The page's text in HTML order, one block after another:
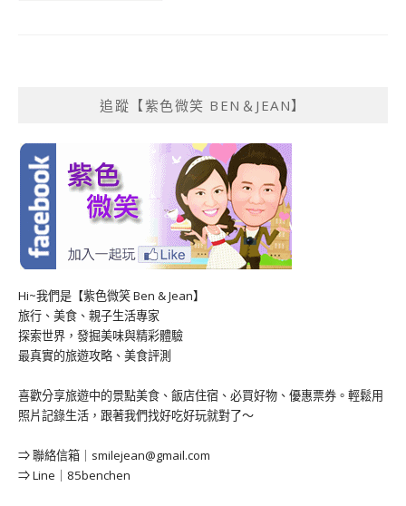
追蹤【紫色微笑 BEN＆JEAN】
Hi~我們是【紫色微笑 Ben & Jean】
旅行、美食、親子生活專家
探索世界，發掘美味與精彩體驗
最真實的旅遊攻略、美食評測
喜歡分享旅遊中的景點美食、飯店住宿、必買好物、優惠票券。輕鬆用
照片記錄生活，跟著我們找好吃好玩就對了～
⇒ 聯絡信箱｜ smilejean@gmail.com
⇒ Line｜85benchen